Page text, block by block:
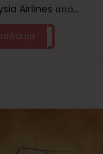
Airlines από...